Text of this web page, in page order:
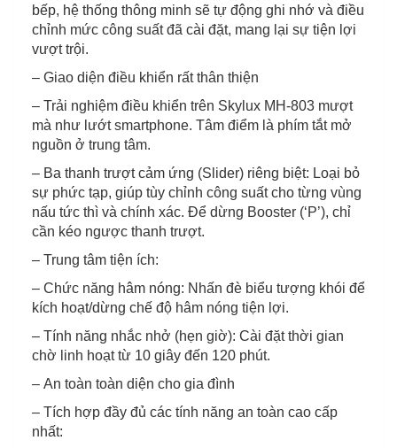
bếp, hệ thống thông minh sẽ tự động ghi nhớ và điều
chỉnh mức công suất đã cài đặt, mang lại sự tiện lợi
vượt trội.
– Giao diện điều khiển rất thân thiện
– Trải nghiệm điều khiển trên Skylux MH-803 mượt
mà như lướt smartphone. Tâm điểm là phím tắt mở
nguồn ở trung tâm.
– Ba thanh trượt cảm ứng (Slider) riêng biệt: Loại bỏ
sự phức tạp, giúp tùy chỉnh công suất cho từng vùng
nấu tức thì và chính xác. Để dừng Booster (‘P’), chỉ
cần kéo ngược thanh trượt.
– Trung tâm tiện ích:
– Chức năng hâm nóng: Nhấn đè biểu tượng khói để
kích hoạt/dừng chế độ hâm nóng tiện lợi.
– Tính năng nhắc nhở (hẹn giờ): Cài đặt thời gian
chờ linh hoạt từ 10 giây đến 120 phút.
– An toàn toàn diện cho gia đình
– Tích hợp đầy đủ các tính năng an toàn cao cấp
nhất: